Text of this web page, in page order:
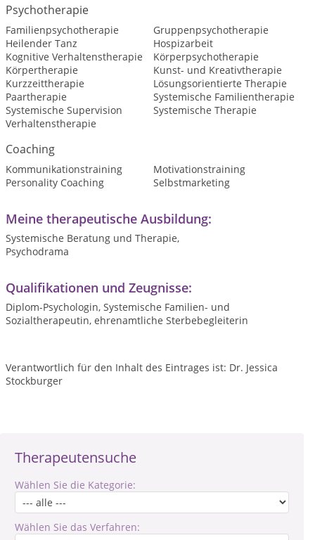
Therapeutensuche
Wählen Sie die Kategorie:
Wählen Sie das Verfahren:
Psychotherapie
Familienpsychotherapie
Gruppenpsychotherapie
Heilender Tanz
Hospizarbeit
Kognitive Verhaltenstherapie
Körperpsychotherapie
Körpertherapie
Kunst- und Kreativtherapie
Kurzzeittherapie
Lösungsorientierte Therapie
Paartherapie
Systemische Familientherapie
Systemische Supervision
Systemische Therapie
Verhaltenstherapie
Coaching
Kommunikationstraining
Motivationstraining
Personality Coaching
Selbstmarketing
Meine therapeutische Ausbildung:
Systemische Beratung und Therapie,
Psychodrama
Qualifikationen und Zeugnisse:
Diplom-Psychologin, Systemische Familien- und
Sozialtherapeutin, ehrenamtliche Sterbebegleiterin
Verantwortlich für den Inhalt des Eintrages ist: Dr. Jessica
Stockburger